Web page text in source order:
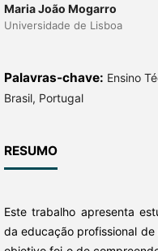
Maria João Mogarro
Universidade de Lisboa
Palavras-chave: Ensino
Brasil, Portugal
RESUMO
Este trabalho apresenta
da educação profissional de